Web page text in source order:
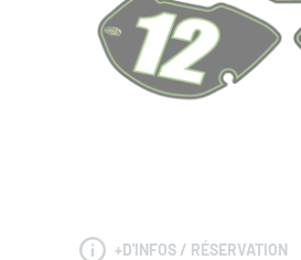
+D'INFOS / RÉSERVATION